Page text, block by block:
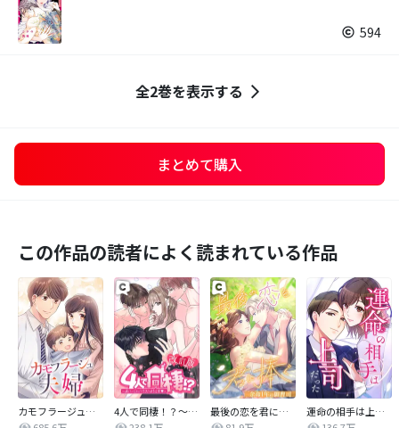
594
全2巻を表示する
まとめて購入
この作品の読者によく読まれている作品
カモフラージュ夫婦
4人で同棲！？～逆ハーレムハウスへようこそ♥～【改訂版】
最後の恋を君に捧ぐ～余命1年の御曹司～
運命の相手は上司だった